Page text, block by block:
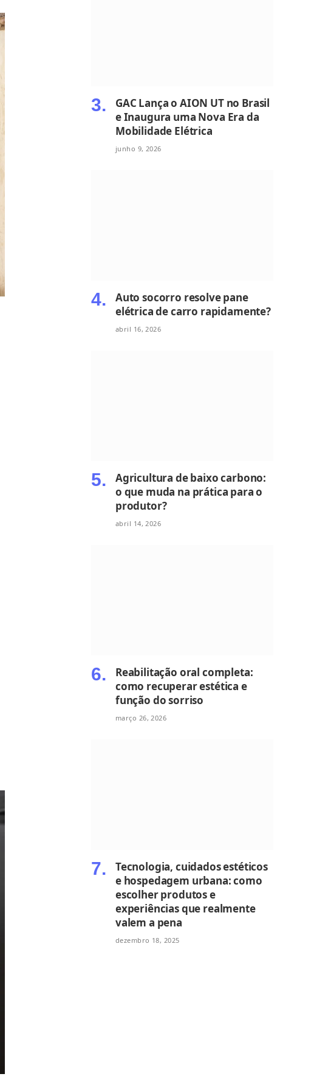
GAC Lança o AION UT no Brasil
e Inaugura uma Nova Era da
Mobilidade Elétrica
junho 9, 2026
Auto socorro resolve pane
elétrica de carro rapidamente?
abril 16, 2026
Agricultura de baixo carbono:
o que muda na prática para o
produtor?
abril 14, 2026
Reabilitação oral completa:
como recuperar estética e
função do sorriso
março 26, 2026
Tecnologia, cuidados estéticos
e hospedagem urbana: como
escolher produtos e
experiências que realmente
valem a pena
dezembro 18, 2025